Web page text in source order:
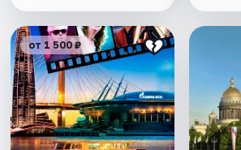
от 1 500 ₽